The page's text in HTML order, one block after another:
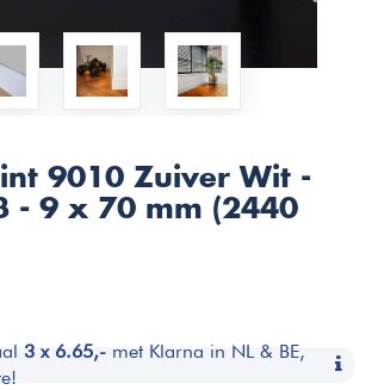
9010 Zuiver Wit -
- 9 x 70 mm (2440
3 x 6.65,-met Klarna in NL & BE,